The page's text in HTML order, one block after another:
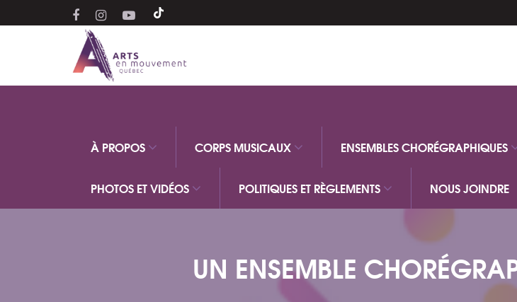
À PROPOS CORPS MUSICAUX ENSEMBLES CHORÉGRAPHIQUES
PHOTOS ET VIDÉOS POLITIQUES ET RÈGLEMENTS NOUS JOINDRE
UN ENSEMBLE